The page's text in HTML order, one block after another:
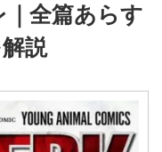
全篇あらす
説